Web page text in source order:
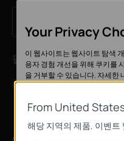
PoE 지원
이더넷 포트
PoE 포트 개수
팔로우 하기
About
From United
해당 지역의 제품, 이벤
Your Privacy
이 웹사이트는 웹사이트 탐색
용자 경험 개선을 위해 쿠키를
을 거부할 수 있습니다. 자세한
수 있습니다.
기본 쿠키
이 쿠키는 웹사이트가 작동하